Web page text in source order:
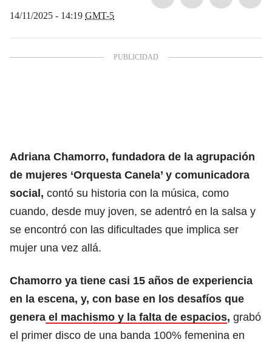
14/11/2025 - 14:19 GMT-5
Adriana Chamorro, fundadora de la agrupación
de mujeres ‘Orquesta Canela’ y comunicadora
social, contó su historia con la música, como
cuando, desde muy joven, se adentró en la salsa y
se encontró con las dificultades que implica ser
mujer una vez allá.
Chamorro ya tiene casi 15 años de experiencia
en la escena, y, con base en los desafíos que
genera el machismo y la falta de espacios, grabó
el primer disco de una banda 100% femenina en